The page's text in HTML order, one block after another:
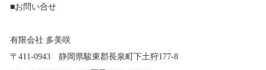
■お問い合せ
有限会社 多美咲
〒411-0943 静岡県駿東郡長泉町下土狩177-8